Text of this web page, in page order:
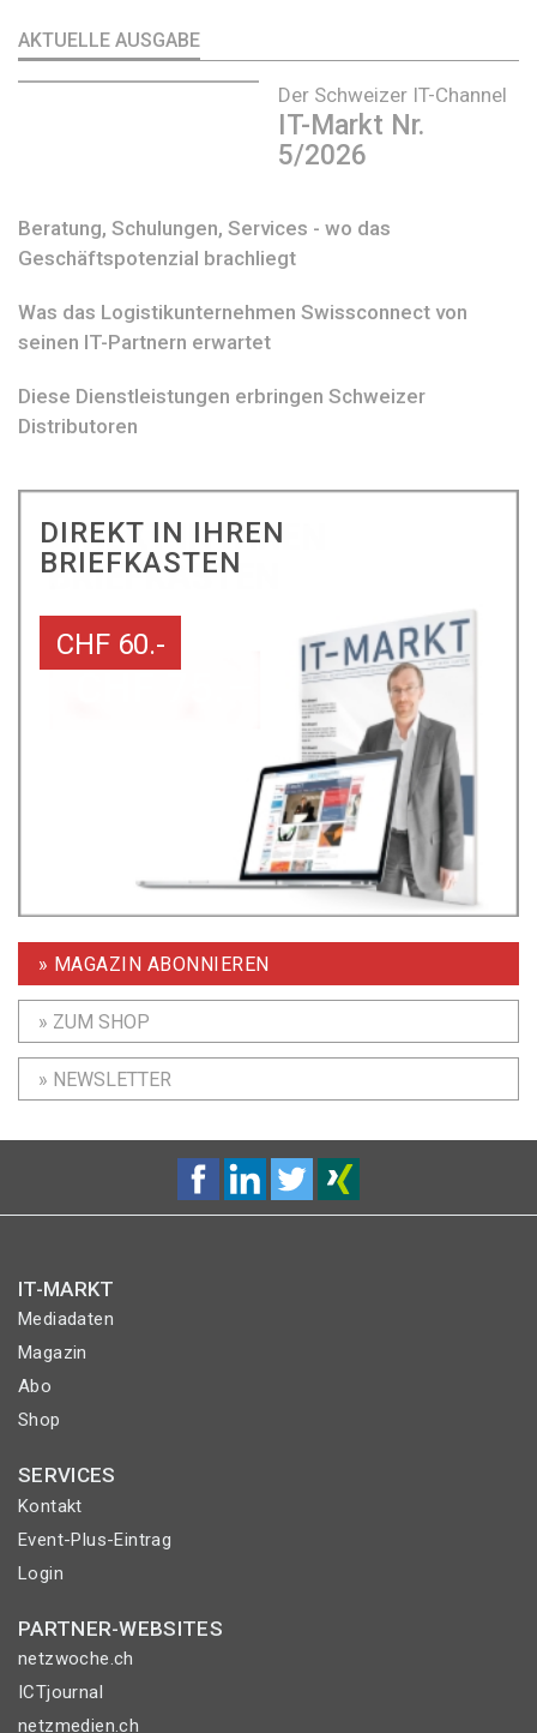
AKTUELLE AUSGABE
Der Schweizer IT-Channel
IT-Markt Nr.
5/2026
Beratung, Schulungen, Services - wo das
Geschäftspotenzial brachliegt
Was das Logistikunternehmen Swissconnect von
seinen IT-Partnern erwartet
Diese Dienstleistungen erbringen Schweizer
Distributoren
DIREKT IN IHREN
BRIEFKASTEN
CHF 60.-
» MAGAZIN ABONNIEREN
» ZUM SHOP
» NEWSLETTER
IT-MARKT
Mediadaten
Magazin
Abo
Shop
SERVICES
Kontakt
Event-Plus-Eintrag
Login
PARTNER-WEBSITES
netzwoche.ch
ICTjournal
netzmedien.ch